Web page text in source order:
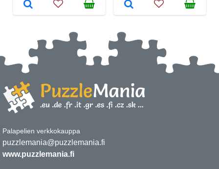
Palapelien verkkokauppa
puzzlemania@puzzlemania.fi
www.puzzlemania.fi